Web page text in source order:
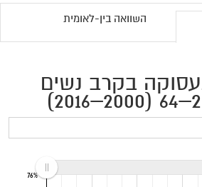
השוואה בין-לאומית
בקרב נשים
76%